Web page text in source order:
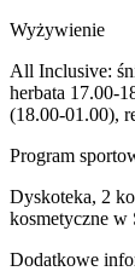
Wyżywienie
All Inclusive:
herbata 17.00-
(18.00-01.00),
Program
Dyskoteka, 2
kosmetyczne w
Dodatkowe